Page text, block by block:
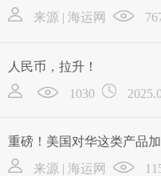
来源 | 海运网
人民币，拉升！
1030
重磅！美国对华这类产品
来源 | 海运网